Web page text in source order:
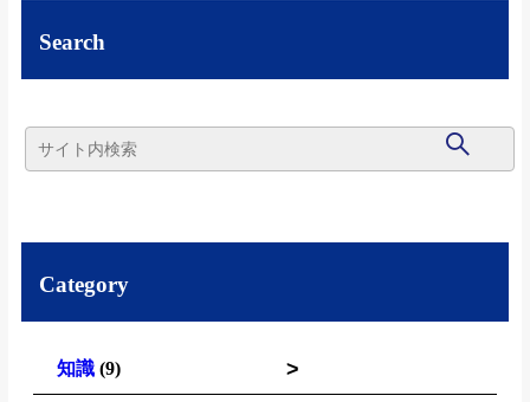
Search
Category
知識(9) >